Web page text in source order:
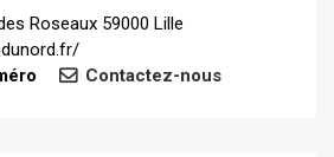
Roseaux 59000 Lille
Contactez-nous